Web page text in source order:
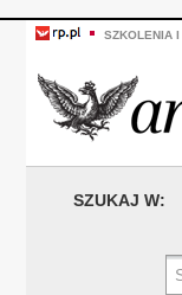
SZKOLENIA I
SZUKAJ W: